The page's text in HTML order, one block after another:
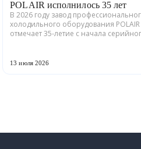
POLAIR исполнилось 35 лет
В 2026 году завод
холодильного оборудования POLAIR
отмечает 35-летие с начала
Марий Эл, выпускает обору...
13 июля 2026